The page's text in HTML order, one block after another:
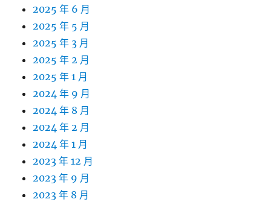
2025 年 6 月
2025 年 5 月
2025 年 3 月
2025 年 2 月
2025 年 1 月
2024 年 9 月
2024 年 8 月
2024 年 2 月
2024 年 1 月
2023 年 12 月
2023 年 9 月
2023 年 8 月